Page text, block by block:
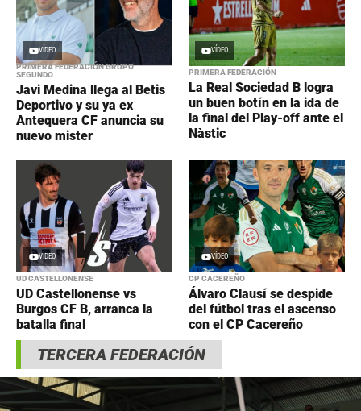
VÍDEO
PRIMERA FEDERACIÓN GRUPO
SEGUNDO
Javi Medina llega al Betis
Deportivo y su ya ex
Antequera CF anuncia su
nuevo mister
VÍDEO
PRIMERA FEDERACIÓN
La Real Sociedad B logra
un buen botín en la ida de
la final del Play-off ante el
Nàstic
VÍDEO
UD CASTELLONENSE
UD Castellonense vs
Burgos CF B, arranca la
batalla final
VÍDEO
CP CACEREÑO
Álvaro Clausí se despide
del fútbol tras el ascenso
con el CP Cacereño
TERCERA FEDERACIÓN